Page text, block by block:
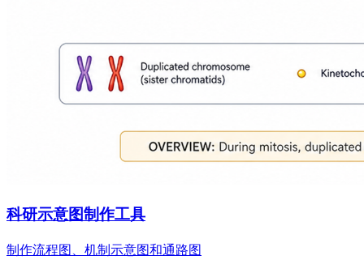
科研示意图制作工具
制作流程图、机制示意图和通路图